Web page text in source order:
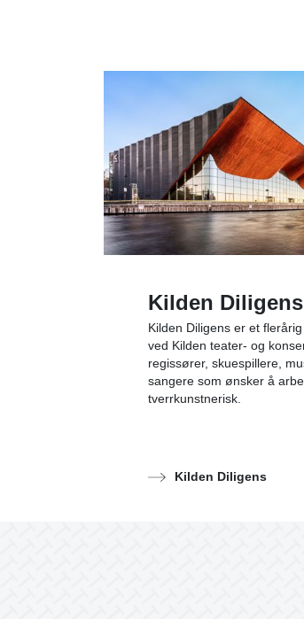
Kilden Diligens
Kilden Diligens er et
ved Kilden teater- og
regissører, skuespillere,
sangere som ønsker å
tverrkunstnerisk.
Kilden Diligens